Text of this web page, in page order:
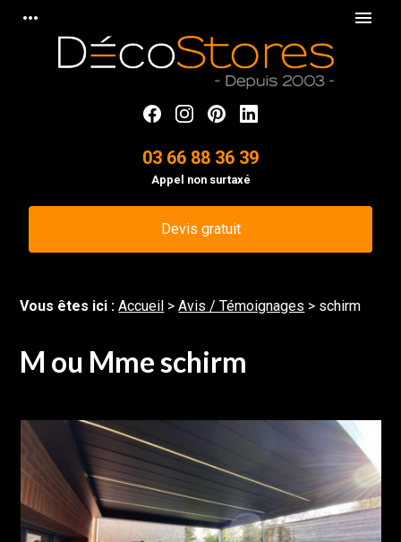
more_horiz menu
03 66 88 36 39
Appel non surtaxé
Devis gratuit
Vous êtes ici :Accueil >Avis / Témoignages > schirm
M ou Mme schirm